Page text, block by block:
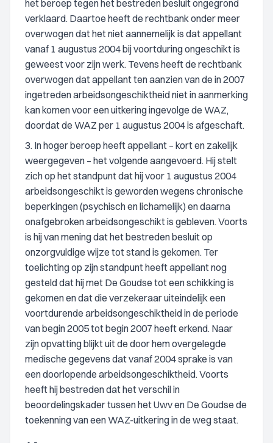
het beroep tegen het bestreden besluit ongegrond
verklaard. Daartoe heeft de rechtbank onder meer
overwogen dat het niet aannemelijk is dat appellant
vanaf 1 augustus 2004 bij voortduring ongeschikt is
geweest voor zijn werk. Tevens heeft de rechtbank
overwogen dat appellant ten aanzien van de in 2007
ingetreden arbeidsongeschiktheid niet in aanmerking
kan komen voor een uitkering ingevolge de WAZ,
doordat de WAZ per 1 augustus 2004 is afgeschaft.
3. In hoger beroep heeft appellant – kort en zakelijk
weergegeven – het volgende aangevoerd. Hij stelt
zich op het standpunt dat hij voor 1 augustus 2004
arbeidsongeschikt is geworden wegens chronische
beperkingen (psychisch en lichamelijk) en daarna
onafgebroken arbeidsongeschikt is gebleven. Voorts
is hij van mening dat het bestreden besluit op
onzorgvuldige wijze tot stand is gekomen. Ter
toelichting op zijn standpunt heeft appellant nog
gesteld dat hij met De Goudse tot een schikking is
gekomen en dat die verzekeraar uiteindelijk een
voortdurende arbeidsongeschiktheid in de periode
van begin 2005 tot begin 2007 heeft erkend. Naar
zijn opvatting blijkt uit de door hem overgelegde
medische gegevens dat vanaf 2004 sprake is van
een doorlopende arbeidsongeschiktheid. Voorts
heeft hij bestreden dat het verschil in
beoordelingskader tussen het Uwv en De Goudse de
toekenning van een WAZ-uitkering in de weg staat.